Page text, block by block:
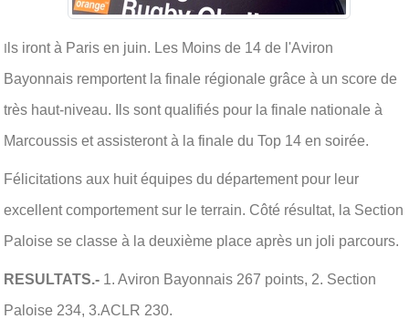
I ls iront à Paris en juin. Les Moins de 14 de l'Aviron
Bayonnais remportent la finale régionale grâce à un score de
très haut-niveau. Ils sont qualifiés pour la finale nationale à
Marcoussis et assisteront à la finale du Top 14 en soirée.
Félicitations aux huit équipes du département pour leur
excellent comportement sur le terrain. Côté résultat, la Section
Paloise se classe à la deuxième place après un joli parcours.
RESULTATS.- 1. Aviron Bayonnais 267 points, 2. Section
Paloise 234, 3.ACLR 230.